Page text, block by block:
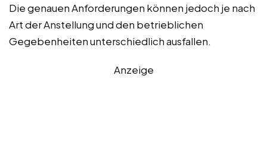
Die genauen Anforderungen können jedoch je nach
Art der Anstellung und den betrieblichen
Gegebenheiten unterschiedlich ausfallen.
Anzeige